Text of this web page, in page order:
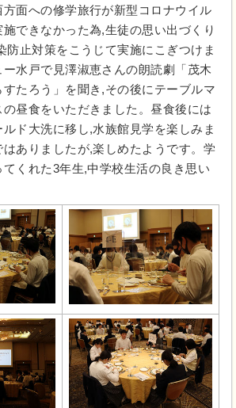
面への修学旅行が新型コロナウイル
できなかった為,生徒の思い出づくり
防止対策をこうじて実施にこぎつけま
ー水戸で見澤淑恵さんの朗読劇「茂木
すたろう」を聞き,その後にテーブルマ
昼食をいただきました。昼食後には
ド大洗に移し,水族館見学を楽しみま
はありましたが,楽しめたようです。学
くれた3年生,中学校生活の良き思い